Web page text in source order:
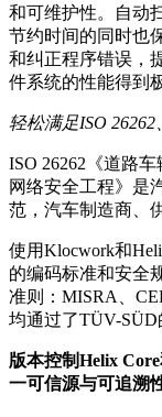
和可维护性。自动
节约时间的同时也
和纠正程序错误，
件系统的性能得到
轻松满足ISO
ISO 26262《道路
网络安全工程》是
范，汽车制造商、
使用Klocwork和
的编码标准和安全
准则：MISRA、
均通过了TÜV-SÜD
版本控制Helix
一可信源与可追溯